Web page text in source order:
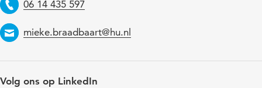
Telefoon
06 14 435 597
Email
mieke.braadbaart@hu.nl
Volg ons op LinkedIn